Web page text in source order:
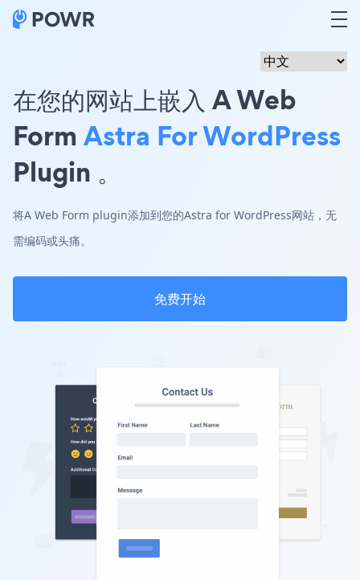
在您的网站上嵌入 A Web
Form Astra For WordPress
Plugin 。
将A Web Form plugin添加到您的Astra for WordPress网站，无
需编码或头痛。
免费开始